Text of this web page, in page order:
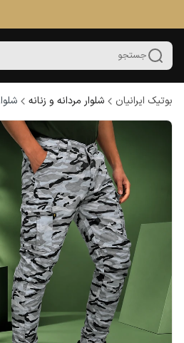
جستجو
بوتیک ایرانیان شلوار مردانه و زنانه